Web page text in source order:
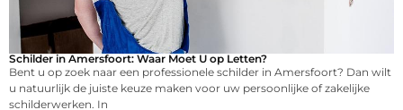
Schilder in Amersfoort: Waar Moet U op Letten?
Bent u op zoek naar een professionele schilder in Amersfoort? Dan wilt
u natuurlijk de juiste keuze maken voor uw persoonlijke of zakelijke
schilderwerken. In